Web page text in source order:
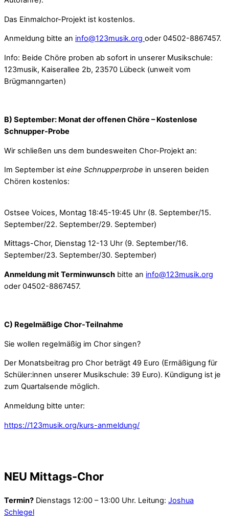
Das Einmalchor-Projekt ist kostenlos.
Anmeldung bitte an info@123musik.org oder 04502-8867457.
Info: Beide Chöre proben ab sofort in unserer Musikschule:
123musik, Kaiserallee 2b, 23570 Lübeck (unweit vom
Brügmanngarten)
B) September: Monat der offenen Chöre – Kostenlose
Schnupper-Probe
Wir schließen uns dem bundesweiten Chor-Projekt an:
Im September ist eine Schnupperprobe in unseren beiden
Chören kostenlos:
Ostsee Voices, Montag 18:45-19:45 Uhr (8. September/15.
September/22. September/29. September)
Mittags-Chor, Dienstag 12-13 Uhr (9. September/16.
September/23. September/30. September)
Anmeldung mit Terminwunsch bitte an info@123musik.org
oder 04502-8867457.
C) Regelmäßige Chor-Teilnahme
Sie wollen regelmäßig im Chor singen?
Der Monatsbeitrag pro Chor beträgt 49 Euro (Ermäßigung für
Schüler:innen unserer Musikschule: 39 Euro). Kündigung ist je
zum Quartalsende möglich.
Anmeldung bitte unter:
https://123musik.org/kurs-anmeldung/
NEU Mittags-Chor
Termin? Dienstags 12:00 – 13:00 Uhr. Leitung: Joshua
Schlegel